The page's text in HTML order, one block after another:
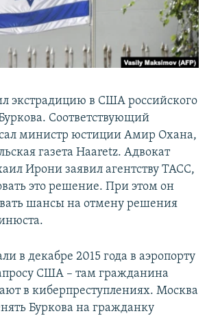
экстрадицию в США российского
Соответствующий
министр юстиции Амир Охана,
газета Haaretz. Адвокат
Ирони заявил агентству ТАСС,
это решение. При этом он
шансы на отмену решения
в декабре 2015 года в аэропорту
США – там гражданина
в киберпреступлениях. Москва
Буркова на гражданку